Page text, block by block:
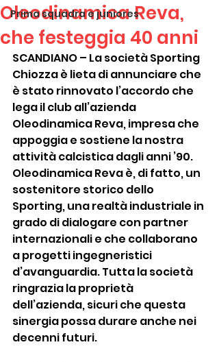
Prima squadra e juniores
Oleodinamica Reva,
che festeggia 40 anni
SCANDIANO – La società Sporting
Chiozza è lieta di annunciare che
è stato rinnovato l’accordo che
lega il club all’azienda
Oleodinamica Reva, impresa che
appoggia e sostiene la nostra
attività calcistica dagli anni ’90.
Oleodinamica Reva è, di fatto, un
sostenitore storico dello
Sporting, una realtà industriale in
grado di dialogare con partner
internazionali e che collaborano
a progetti ingegneristici
d’avanguardia. Tutta la società
ringrazia la proprietà
dell’azienda, sicuri che questa
sinergia possa durare anche nei
decenni futuri.